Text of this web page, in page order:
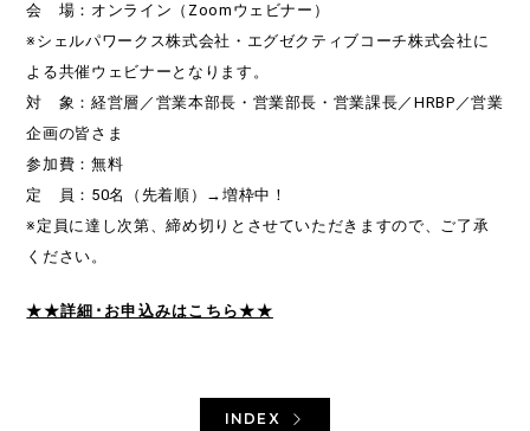
会 場：オンライン（Zoomウェビナー）
※シェルパワークス株式会社・エグゼクティブコーチ株式会社に
よる共催ウェビナーとなります。
対 象：経営層／営業本部長・営業部長・営業課長／HRBP／営業
企画の皆さま
参加費：無料
定 員：50名（先着順）→増枠中！
※定員に達し次第、締め切りとさせていただきますので、ご了承
ください。
★★詳細･お申込みはこちら★★
INDEX